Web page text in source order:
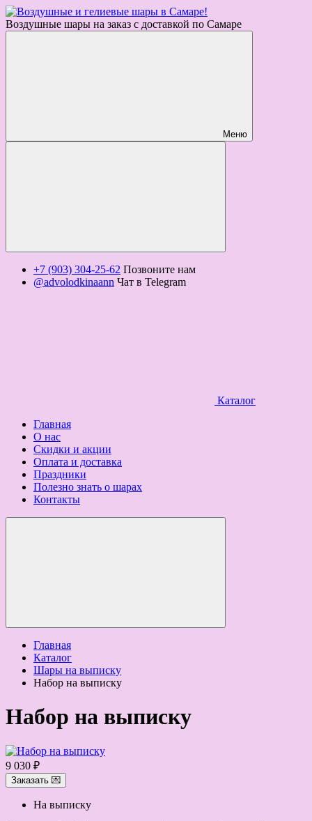
Воздушные шары на заказ с доставкой по Самаре
Меню
+7 (903) 304-25-62 Позвоните нам
@advolodkinaann Чат в Telegram
Каталог
Главная
О нас
Скидки и акции
Оплата и доставка
Праздники
Полезно знать о шарах
Контакты
Главная
Каталог
Шары на выписку
Набор на выписку
Набор на выписку
9 030 ₽
Заказать 💌
На выписку